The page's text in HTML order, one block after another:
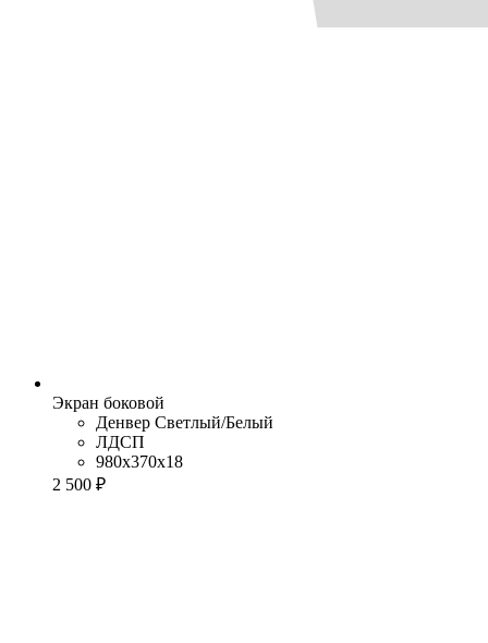
Экран боковой
Денвер Cветлый/Белый
ЛДСП
980x370x18
2 500 ₽